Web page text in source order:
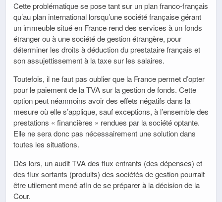
Cette problématique se pose tant sur un plan franco-français
qu’au plan international lorsqu’une société française gérant
un immeuble situé en France rend des services à un fonds
étranger ou à une société de gestion étrangère, pour
déterminer les droits à déduction du prestataire français et
son assujettissement à la taxe sur les salaires.
Toutefois, il ne faut pas oublier que la France permet d’opter
pour le paiement de la TVA sur la gestion de fonds. Cette
option peut néanmoins avoir des effets négatifs dans la
mesure où elle s’applique, sauf exceptions, à l’ensemble des
prestations « financières » rendues par la société optante.
Elle ne sera donc pas nécessairement une solution dans
toutes les situations.
Dès lors, un audit TVA des flux entrants (des dépenses) et
des flux sortants (produits) des sociétés de gestion pourrait
être utilement mené afin de se préparer à la décision de la
Cour.